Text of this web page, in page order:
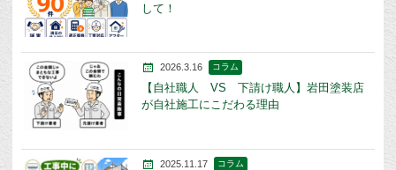
して！
2026.3.16 コラム
【自社職人 VS 下請け職人】岩田塗装店
が自社施工にこだわる理由
2025.11.17 コラム